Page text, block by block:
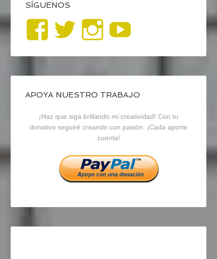
SÍGUENOS
Ver
perfil
de
blogrecursosep
en
Facebook
Ver
perfil
de
recursosep
en
Twitter
Ver
perfil
de
recursosep
en
Instagram
APOYA NUESTRO TRABAJO
¡Haz que siga brillando mi creatividad! Con tu
donativo seguiré creando con pasión. ¡Cada aporte
cuenta!